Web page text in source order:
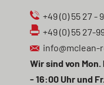
+49 (0) 55 27 -
+49 (0) 55 27-
Wir sind von
- 16:00 Uhr und